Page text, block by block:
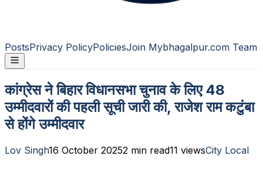
PostsPrivacy PolicyPoliciesJoin Mybhagalpur.com Team
कांग्रेस ने बिहार विधानसभा चुनाव के लिए 48
उम्मीदवारों की पहली सूची जारी की, राजेश राम कटुंबा
से होंगे उम्मीदवार
Lov Singh16 October 20252 min read11 viewsCity Local